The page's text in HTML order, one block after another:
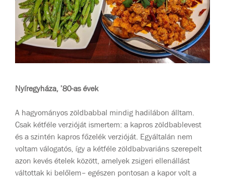
Nyíregyháza, ’80-as évek
A hagyományos zöldbabbal mindig hadilábon álltam.
Csak kétféle verzióját ismertem: a kapros zöldbablevest
és a szintén kapros főzelék verzióját. Egyáltalán nem
voltam válogatós, így a kétféle zöldbabvariáns szerepelt
azon kevés ételek között, amelyek zsigeri ellenállást
váltottak ki belőlem– egészen pontosan a kapor volt a